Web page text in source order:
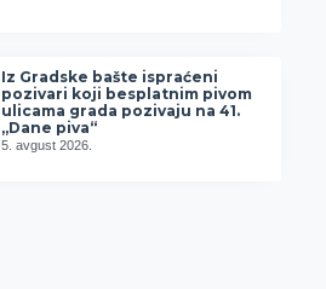
Iz Gradske bašte ispraćeni
pozivari koji besplatnim pivom
ulicama grada pozivaju na 41.
„Dane piva“
5. avgust 2026.